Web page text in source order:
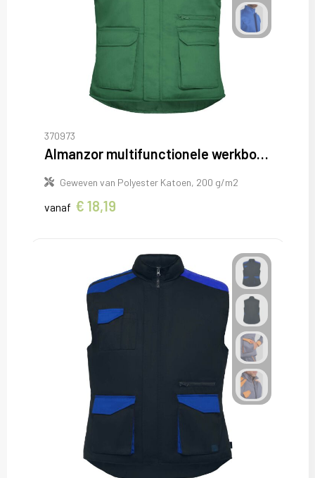
370973
Almanzor multifunctionele werkbodywarmer met hoge kraag
Geweven van Polyester Katoen, 200 g/m2
vanaf € 18,19